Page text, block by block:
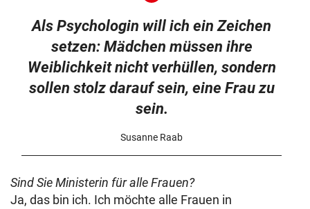
Als Psychologin will ich ein Zeichen
setzen: Mädchen müssen ihre
Weiblichkeit nicht verhüllen, sondern
sollen stolz darauf sein, eine Frau zu
sein.
Susanne Raab
Sind Sie Ministerin für alle Frauen?
Ja, das bin ich. Ich möchte alle Frauen in